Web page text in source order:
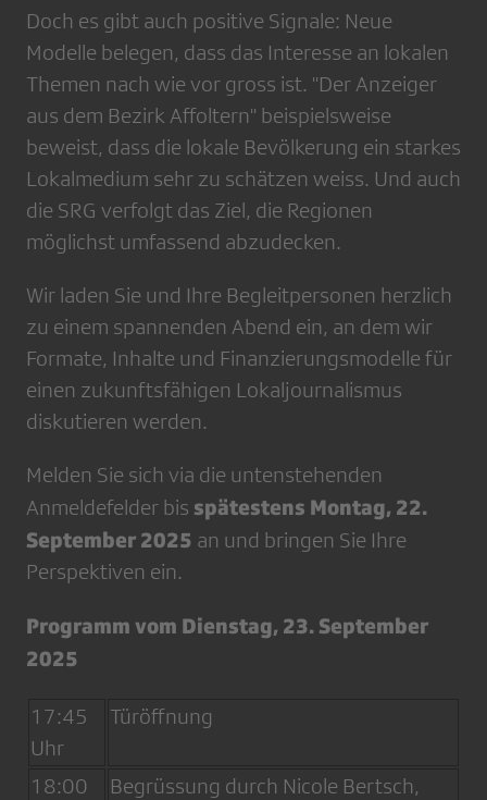
Doch es gibt auch positive Signale: Neue
Modelle belegen, dass das Interesse an lokalen
Themen nach wie vor gross ist. "Der Anzeiger
aus dem Bezirk Affoltern" beispielsweise
beweist, dass die lokale Bevölkerung ein starkes
Lokalmedium sehr zu schätzen weiss. Und auch
die SRG verfolgt das Ziel, die Regionen
möglichst umfassend abzudecken.
Wir laden Sie und Ihre Begleitpersonen herzlich
zu einem spannenden Abend ein, an dem wir
Formate, Inhalte und Finanzierungsmodelle für
einen zukunftsfähigen Lokaljournalismus
diskutieren werden.
Melden Sie sich via die untenstehenden
Anmeldefelder bis spätestens Montag, 22.
September 2025 an und bringen Sie Ihre
Perspektiven ein.
Programm vom Dienstag, 23. September
2025
17:45
Uhr
Türöffnung
18:00
Begrüssung durch Nicole Bertsch,